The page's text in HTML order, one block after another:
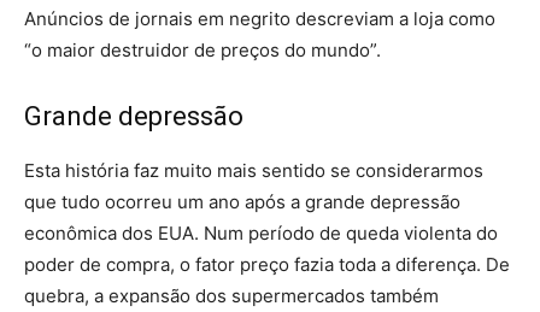
Anúncios de jornais em negrito descreviam a loja como
“o maior destruidor de preços do mundo”.
Grande depressão
Esta história faz muito mais sentido se considerarmos
que tudo ocorreu um ano após a grande depressão
econômica dos EUA. Num período de queda violenta do
poder de compra, o fator preço fazia toda a diferença. De
quebra, a expansão dos supermercados também